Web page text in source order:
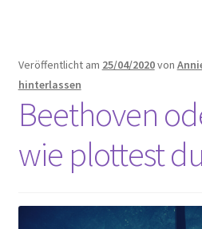
Veröffentlicht am 25/04/2020von
hinterlassen
Beethoven
wie plottest